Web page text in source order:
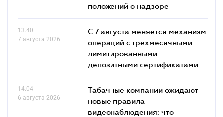
положений о надзоре
13.40
7 августа 2026
С 7 августа меняется механизм
операций с трехмесячными
лимитированными
депозитными сертификатами
14.04
6 августа 2026
Табачные компании ожидают
новые правила
видеонаблюдения: что